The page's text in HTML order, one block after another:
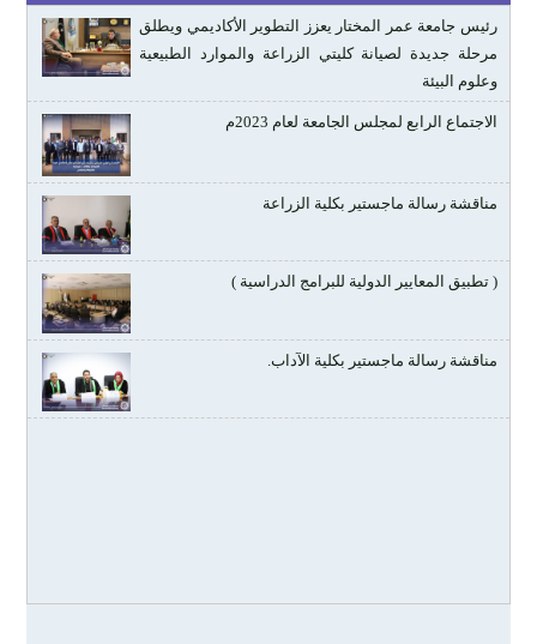
رئيس جامعة عمر المختار يعزز التطوير الأكاديمي ويطلق
مرحلة جديدة لصيانة كليتي الزراعة والموارد الطبيعية
وعلوم البيئة
الاجتماع الرابع لمجلس الجامعة لعام 2023م
مناقشة رسالة ماجستير بكلية الزراعة
( تطبيق المعايير الدولية للبرامج الدراسية )
مناقشة رسالة ماجستير بكلية الآداب.